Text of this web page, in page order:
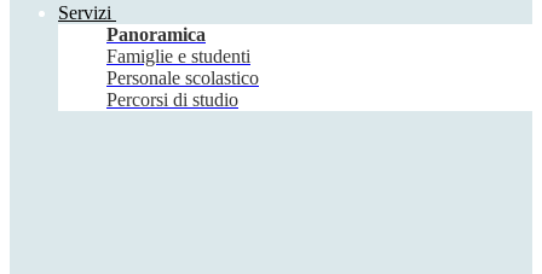
Servizi
Panoramica
Famiglie e studenti
Personale scolastico
Percorsi di studio